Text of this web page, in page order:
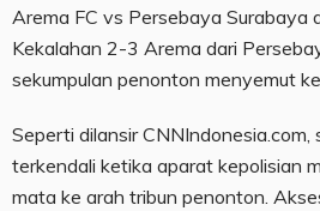
Arema FC vs Persebaya Surabaya
Kekalahan 2-3 Arema dari
sekumpulan penonton menyemut
Seperti dilansir CNNIndonesia.com,
terkendali ketika aparat kepolisian
mata ke arah tribun penonton.